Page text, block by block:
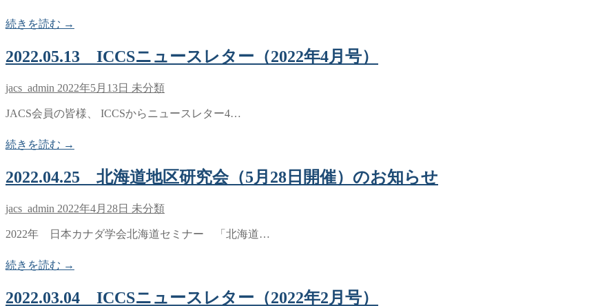
続きを読む →
2022.05.13 ICCSニュースレター（2022年4月号）
jacs_admin 2022年5月13日 未分類
JACS会員の皆様、 ICCSからニュースレター4…
続きを読む →
2022.04.25 北海道地区研究会（5月28日開催）のお知らせ
jacs_admin 2022年4月28日 未分類
2022年 日本カナダ学会北海道セミナー 「北海道…
続きを読む →
2022.03.04 ICCSニュースレター（2022年2月号）